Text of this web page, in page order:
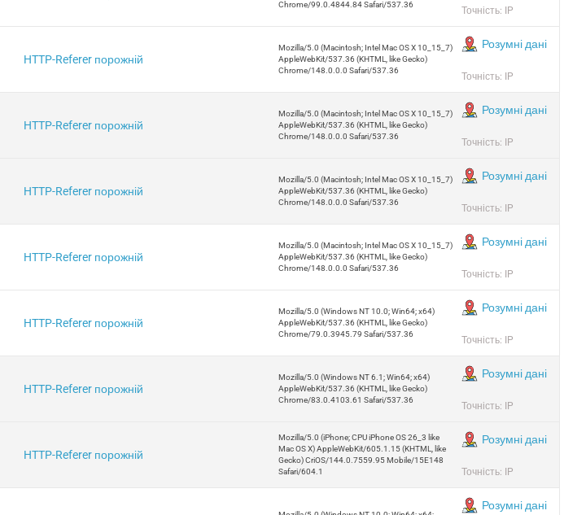
Chrome/99.0.4844.84 Safari/537.36
Точність: IP
HTTP-Referer порожній
Mozilla/5.0 (Macintosh; Intel Mac OS X 10_15_7)
AppleWebKit/537.36 (KHTML, like Gecko)
Chrome/148.0.0.0 Safari/537.36
Розумні дані
Точність: IP
HTTP-Referer порожній
Mozilla/5.0 (Macintosh; Intel Mac OS X 10_15_7)
AppleWebKit/537.36 (KHTML, like Gecko)
Chrome/148.0.0.0 Safari/537.36
Розумні дані
Точність: IP
HTTP-Referer порожній
Mozilla/5.0 (Macintosh; Intel Mac OS X 10_15_7)
AppleWebKit/537.36 (KHTML, like Gecko)
Chrome/148.0.0.0 Safari/537.36
Розумні дані
Точність: IP
HTTP-Referer порожній
Mozilla/5.0 (Macintosh; Intel Mac OS X 10_15_7)
AppleWebKit/537.36 (KHTML, like Gecko)
Chrome/148.0.0.0 Safari/537.36
Розумні дані
Точність: IP
HTTP-Referer порожній
Mozilla/5.0 (Windows NT 10.0; Win64; x64)
AppleWebKit/537.36 (KHTML, like Gecko)
Chrome/79.0.3945.79 Safari/537.36
Розумні дані
Точність: IP
HTTP-Referer порожній
Mozilla/5.0 (Windows NT 6.1; Win64; x64)
AppleWebKit/537.36 (KHTML, like Gecko)
Chrome/83.0.4103.61 Safari/537.36
Розумні дані
Точність: IP
HTTP-Referer порожній
Mozilla/5.0 (iPhone; CPU iPhone OS 26_3 like
Mac OS X) AppleWebKit/605.1.15 (KHTML, like
Gecko) CriOS/144.0.7559.95 Mobile/15E148
Safari/604.1
Розумні дані
Точність: IP
Розумні дані